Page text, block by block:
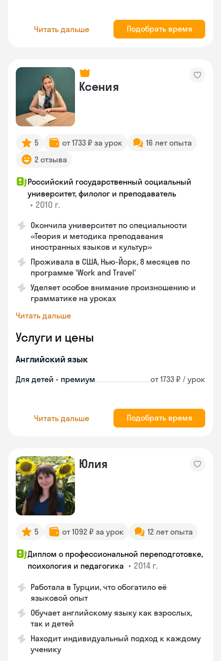
Читать дальше Подобрать время
Ксения
5 от 1733 ₽ за урок
16 лет опыта
2 отзыва
Российский государственный социальный
университет, филолог и преподаватель
• 2010 г.
Окончила университет по специальности
«Теория и методика преподавания
иностранных языков и культур»
Проживала в США, Нью-Йорк, 8 месяцев по
программе 'Work and Travel'
Уделяет особое внимание произношению и
грамматике на уроках
Читать дальше
Услуги и цены
Английский язык
Для детей - премиум от 1733 ₽ / урок
Читать дальше Подобрать время
Юлия
5 от 1092 ₽ за урок 12 лет опыта
Диплом о профессиональной переподготовке,
психология и педагогика • 2014 г.
Работала в Турции, что обогатило её
языковой опыт
Обучает английскому языку как взрослых,
так и детей
Находит индивидуальный подход к каждому
ученику